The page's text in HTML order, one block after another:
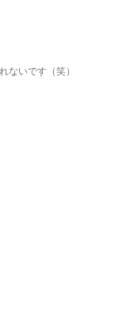
ないです（笑）